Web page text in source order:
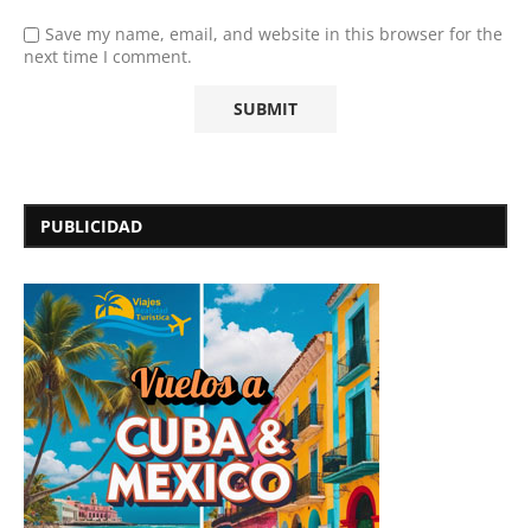
Save my name, email, and website in this browser for the
next time I comment.
PUBLICIDAD